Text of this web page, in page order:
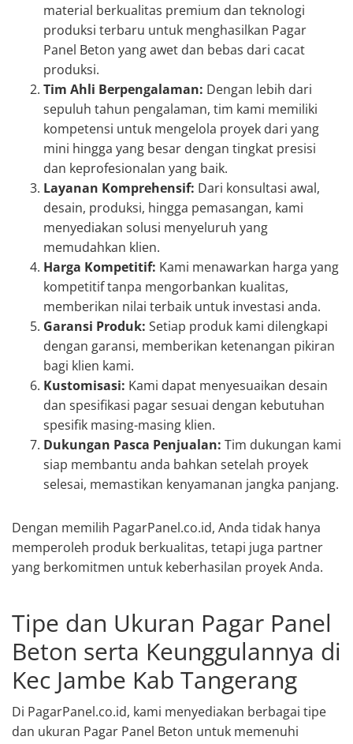
material berkualitas premium dan teknologi
produksi terbaru untuk menghasilkan Pagar
Panel Beton yang awet dan bebas dari cacat
produksi.
Tim Ahli Berpengalaman: Dengan lebih dari
sepuluh tahun pengalaman, tim kami memiliki
kompetensi untuk mengelola proyek dari yang
mini hingga yang besar dengan tingkat presisi
dan keprofesionalan yang baik.
Layanan Komprehensif: Dari konsultasi awal,
desain, produksi, hingga pemasangan, kami
menyediakan solusi menyeluruh yang
memudahkan klien.
Harga Kompetitif: Kami menawarkan harga yang
kompetitif tanpa mengorbankan kualitas,
memberikan nilai terbaik untuk investasi anda.
Garansi Produk: Setiap produk kami dilengkapi
dengan garansi, memberikan ketenangan pikiran
bagi klien kami.
Kustomisasi: Kami dapat menyesuaikan desain
dan spesifikasi pagar sesuai dengan kebutuhan
spesifik masing-masing klien.
Dukungan Pasca Penjualan: Tim dukungan kami
siap membantu anda bahkan setelah proyek
selesai, memastikan kenyamanan jangka panjang.
Dengan memilih PagarPanel.co.id, Anda tidak hanya
memperoleh produk berkualitas, tetapi juga partner
yang berkomitmen untuk keberhasilan proyek Anda.
Tipe dan Ukuran Pagar Panel
Beton serta Keunggulannya di
Kec Jambe Kab Tangerang
Di PagarPanel.co.id, kami menyediakan berbagai tipe
dan ukuran Pagar Panel Beton untuk memenuhi